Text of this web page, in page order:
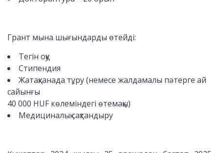
Грант мына шығындарды өтейді:
Тегін оқу
Стипендия
Жатақханада тұру (немесе жалдамалы пәтерге ай
сайынғы
40 000 HUF көлеміндегі өтемақы)
Медициналық сақтандыру